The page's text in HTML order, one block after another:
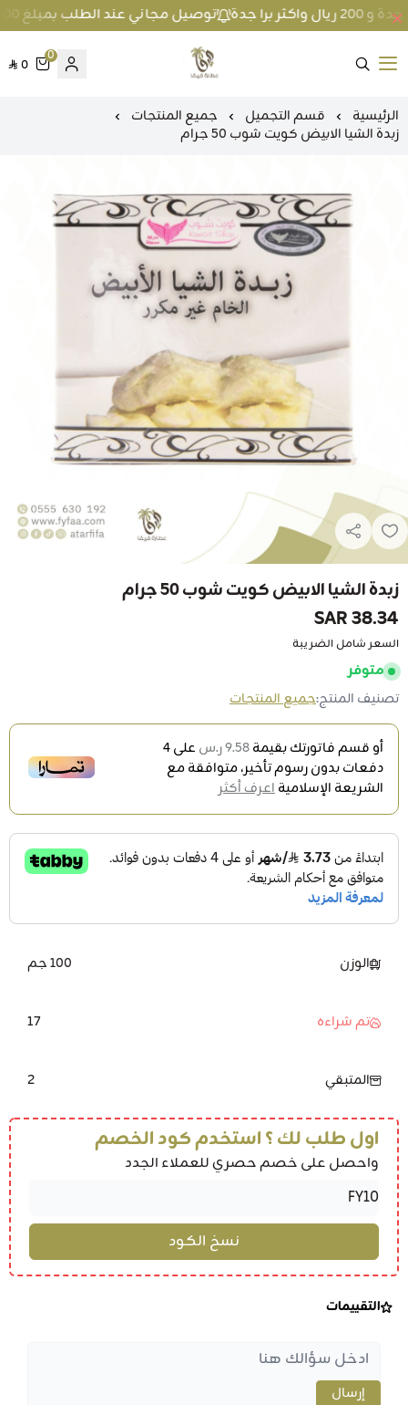
توصيل مجاني عند الطلب بمبلغ 100 ريال واكثر داخل جدة و 200 ريال واكثر برا جدة
متجر عطارة فيفا
0
0
الرئيسية قسم التجميل
جميع المنتجات
زبدة الشيا الابيض كويت شوب 50 جرام
زبدة الشيا الابيض كويت شوب 50 جرام
38.34 SAR
السعر شامل الضريبة
متوفر
تصنيف المنتج:جميع المنتجات
أو قسم فاتورتك بقيمة9.58 ر.س على4
دفعات بدون رسوم تأخير، متوافقة مع
الشريعة الإسلاميةاعرف أكثر
الوزن 100 جم
تم شراءه 17
المتبقي 2
اول طلب لك ؟ استخدم كود الخصم
واحصل على خصم حصري للعملاء الجدد
التقييمات
إرسال